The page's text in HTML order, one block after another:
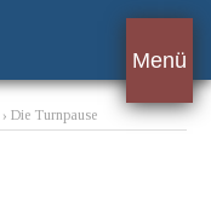
Menü
› Die Turnpause